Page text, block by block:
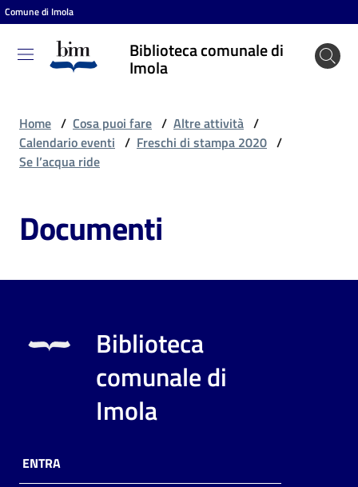
Vai al contenuto
Vai alla navigazione
Vai al footer
Comune di Imola
Biblioteca comunale di
Imola
Biblioteca
comunale
Cosa
fare
Scopri
online
Home / Cosa puoi fare / Altre attività /
Calendario eventi / Freschi di stampa 2020 /
Se l’acqua ride
Documenti
Biblioteca
comunale di
Imola
ENTRA